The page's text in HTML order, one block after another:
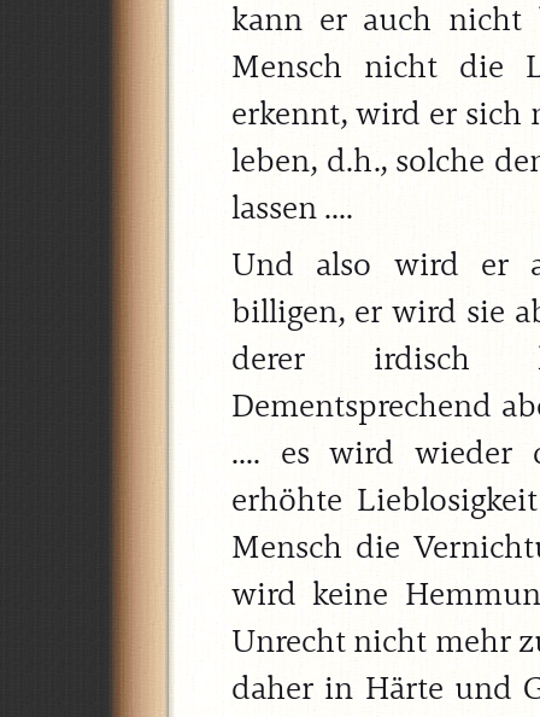
kann er auch nicht
Mensch nicht die
erkennt, wird er sich
leben, d.h., solche
lassen ....
Und also wird er
billigen, er wird sie
derer irdisch
Dementsprechend
.... es wird wieder
erhöhte
Mensch die
wird keine
Unrecht nicht mehr
daher in Härte und